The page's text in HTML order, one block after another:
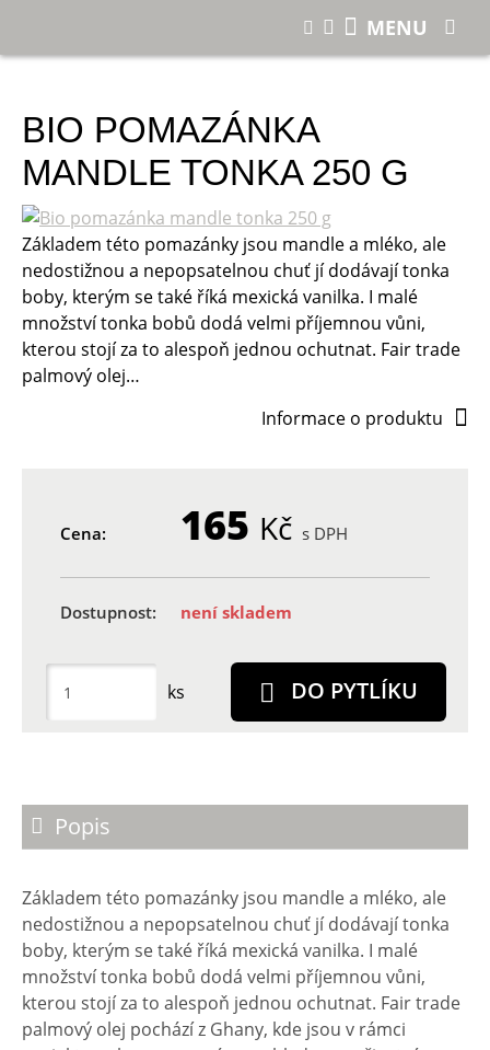
Bio pomazánka mandle tonka 250 g
BIO POMAZÁNKA
MANDLE TONKA 250 G
Základem této pomazánky jsou mandle a mléko, ale
nedostižnou a nepopsatelnou chuť jí dodávají tonka
boby, kterým se také říká mexická vanilka. I malé
množství tonka bobů dodá velmi příjemnou vůni,
kterou stojí za to alespoň jednou ochutnat. Fair trade
palmový olej…
Informace o produktu
Cena: 165 Kč s DPH
Dostupnost: není skladem
ks DO PYTLÍKU
Popis
Základem této pomazánky jsou mandle a mléko, ale
nedostižnou a nepopsatelnou chuť jí dodávají tonka
boby, kterým se také říká mexická vanilka. I malé
množství tonka bobů dodá velmi příjemnou vůni,
kterou stojí za to alespoň jednou ochutnat. Fair trade
palmový olej pochází z Ghany, kde jsou v rámci
MENU